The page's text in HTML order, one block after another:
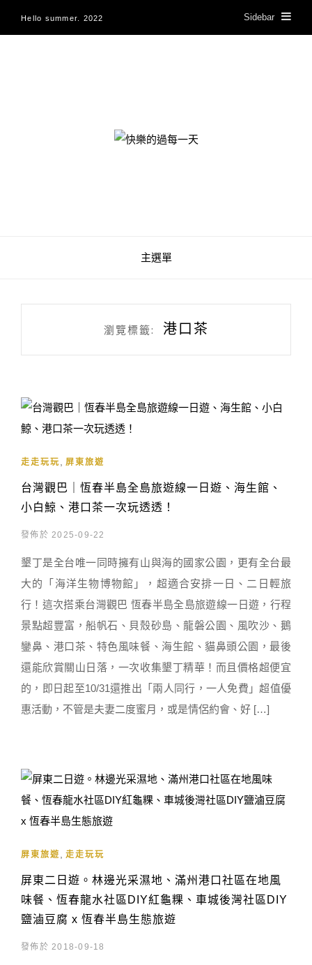
Hello summer. 2022 Sidebar
快樂的過每一天
主選單
瀏覽標籤: 港口茶
走走玩玩 屏東旅遊
台灣觀巴｜恆春半島全島旅遊線一日遊、海生館、
小白鯨、港口茶一次玩透透！
發佈於 2025-09-22
墾丁是全台唯一同時擁有山與海的國家公園，更有全台最
大的「海洋生物博物館」，超適合安排一日、二日輕旅
行！這次搭乘台灣觀巴 恆春半島全島旅遊線一日遊，行程
景點超豐富，船帆石、貝殼砂島、龍磐公園、風吹沙、鵝
鑾鼻、港口茶、特色風味餐、海生館、貓鼻頭公園，最後
還能欣賞關山日落，一次收集墾丁精華！而且價格超便宜
的，即日起至10/31還推出「兩人同行，一人免費」超值優
惠活動，不管是夫妻二度蜜月，或是情侶約會、好 […]
屏東旅遊 走走玩玩
屏東二日遊。林邊光采濕地、滿州港口社區在地風
味餐、恆春龍水社區DIY紅龜粿、車城後灣社區DIY
鹽滷豆腐 x 恆春半島生態旅遊
發佈於 2018-09-18